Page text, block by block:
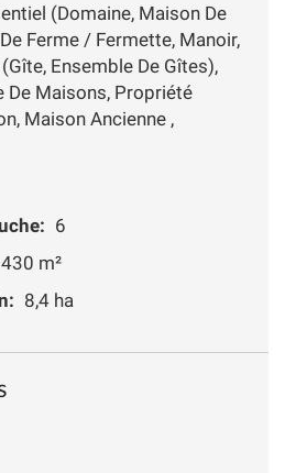
(Domaine, Maison De
Ferme / Fermette, Manoir,
Ensemble De Gîtes),
De Maisons, Propriété
Maison Ancienne ,
6
430 m²
8,4 ha